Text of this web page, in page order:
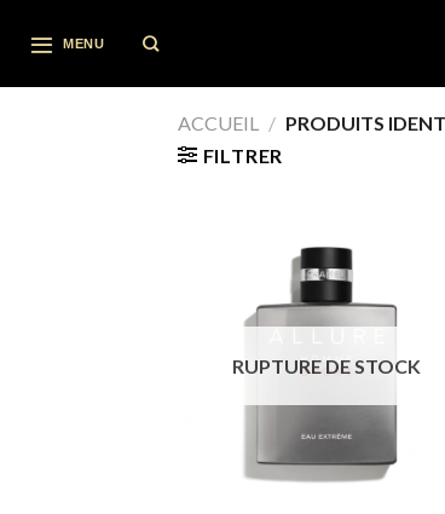
MENU
ACCUEIL / PRODUITS
FILTRER
RUPTURE DE STOCK